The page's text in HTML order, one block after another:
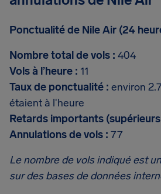
Ponctualité de Nile Air (24
Nombre total de vols : 404
Vols à l’heure : 11
Taux de ponctualité : environ
étaient à l'heure
Retards importants (supérieurs
Annulations de vols : 77
Le nombre de vols indiqué est
sur des bases de données